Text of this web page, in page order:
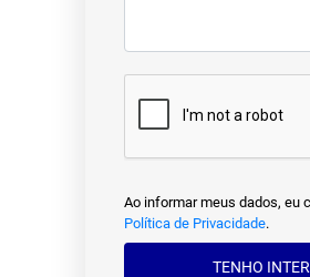
Ao informar meus dados, eu
Política de Privacidade.
TENHO